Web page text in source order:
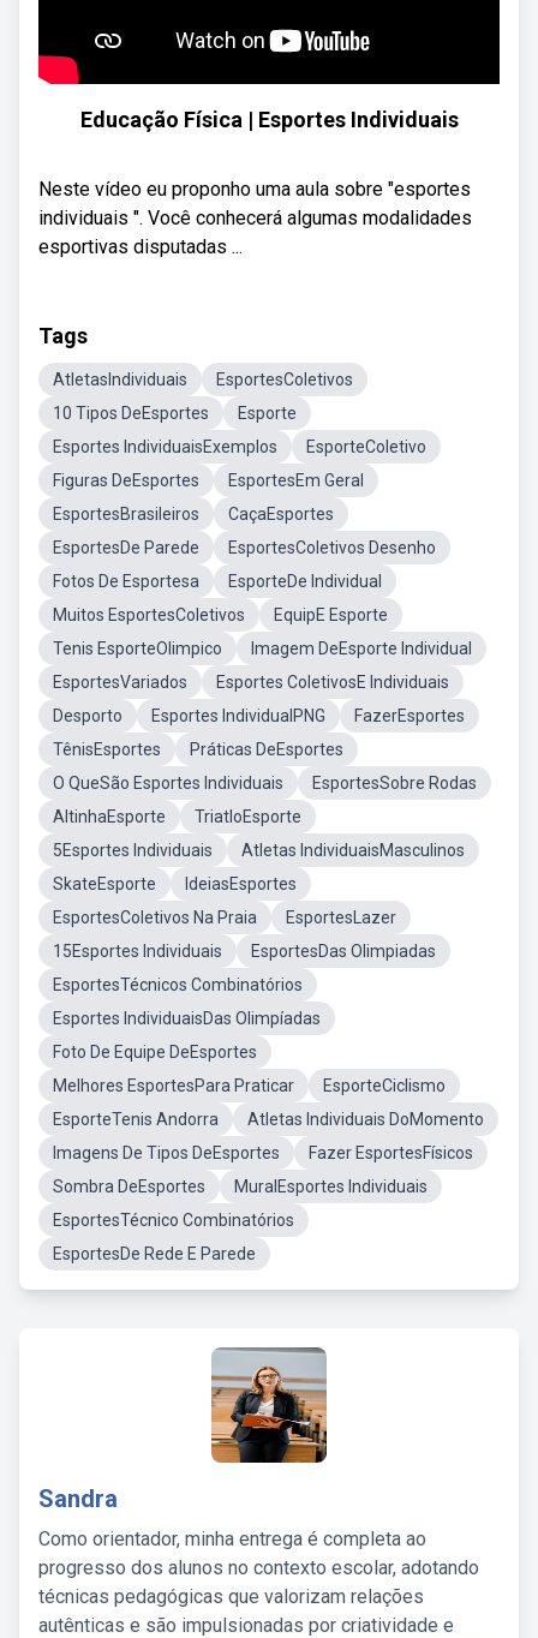
Educação Física | Esportes Individuais
Neste vídeo eu proponho uma aula sobre "esportes
individuais ". Você conhecerá algumas modalidades
esportivas disputadas ...
Tags
AtletasIndividuais
EsportesColetivos
10 Tipos DeEsportes
Esporte
Esportes IndividuaisExemplos
EsporteColetivo
Figuras DeEsportes
EsportesEm Geral
EsportesBrasileiros
CaçaEsportes
EsportesDe Parede
EsportesColetivos Desenho
Fotos De Esportesa
EsporteDe Individual
Muitos EsportesColetivos
EquipE Esporte
Tenis EsporteOlimpico
Imagem DeEsporte Individual
EsportesVariados
Esportes ColetivosE Individuais
Desporto
Esportes IndividualPNG
FazerEsportes
TênisEsportes
Práticas DeEsportes
O QueSão Esportes Individuais
EsportesSobre Rodas
AltinhaEsporte
TriatloEsporte
5Esportes Individuais
Atletas IndividuaisMasculinos
SkateEsporte
IdeiasEsportes
EsportesColetivos Na Praia
EsportesLazer
15Esportes Individuais
EsportesDas Olimpiadas
EsportesTécnicos Combinatórios
Esportes IndividuaisDas Olimpíadas
Foto De Equipe DeEsportes
Melhores EsportesPara Praticar
EsporteCiclismo
EsporteTenis Andorra
Atletas Individuais DoMomento
Imagens De Tipos DeEsportes
Fazer EsportesFísicos
Sombra DeEsportes
MuralEsportes Individuais
EsportesTécnico Combinatórios
EsportesDe Rede E Parede
Sandra
Como orientador, minha entrega é completa ao
progresso dos alunos no contexto escolar, adotando
técnicas pedagógicas que valorizam relações
autênticas e são impulsionadas por criatividade e